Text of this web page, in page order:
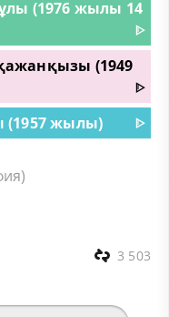
(1976 жылы 14
ᐈ
(1949
ᐈ
(1957 жылы)
ᐈ
3 503